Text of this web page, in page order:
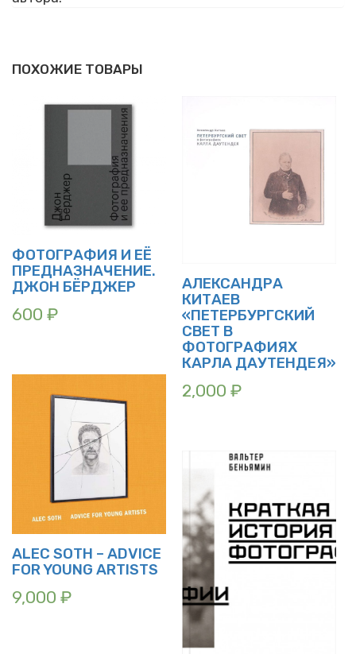
ПОХОЖИЕ ТОВАРЫ
ФОТОГРАФИЯ И ЕЁ
ПРЕДНАЗНАЧЕНИЕ.
ДЖОН БЁРДЖЕР
600 ₽
АЛЕКСАНДРА
КИТАЕВ
«ПЕТЕРБУРГСКИЙ
СВЕТ В
ФОТОГРАФИЯХ
КАРЛА ДАУТЕНДЕЯ»
2,000 ₽
ALEC SOTH – ADVICE
FOR YOUNG ARTISTS
9,000 ₽